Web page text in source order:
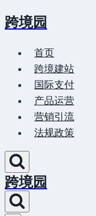
Skip
content
跨境园
首页
跨境建站
国际支付
产品运营
营销引流
法规政策
跨境园